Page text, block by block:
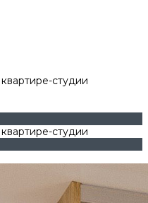
студии
студии